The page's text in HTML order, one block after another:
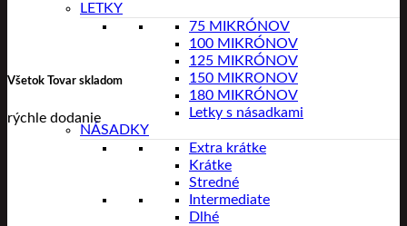
LETKY
75 MIKRÓNOV
100 MIKRÓNOV
125 MIKRÓNOV
150 MIKRONOV
180 MIKRÓNOV
Letky s násadkami
NÁSADKY
Extra krátke
Krátke
Stredné
Intermediate
Dlhé
Všetok Tovar skladom
rýchle dodanie